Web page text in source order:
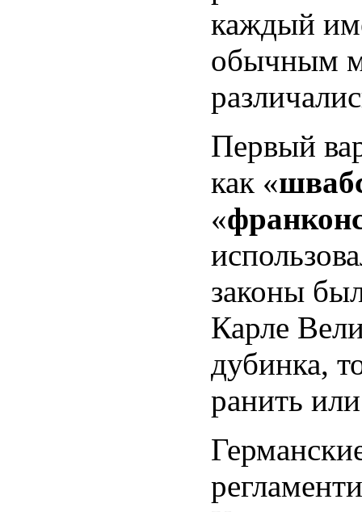
каждый
обычным
Первый
как «
«
законы
Карле
дубинка,
ранить